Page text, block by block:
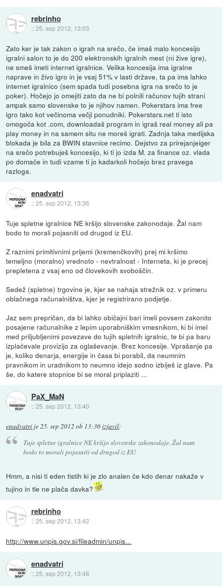
rebrinho
::25. sep 2012, 13:03
Zato ker je tak zakon o igrah na srečo, če imaš malo koncesijo
igralni salon to je do 200 elektronskih igralnih mest (ni žive igre),
ne smeš imeti internet igralnice. Velika koncesija ima igralne
naprave in živo igro in je vsaj 51% v lasti države, ta pa ima lahko
internet igralnico (sem spada tudi posebna igra na srečo to je
poker). Hočejo jo omejiti zato da ne bi polnili računov tujih strani
ampak samo slovenske to je njihov namen. Pokerstars ima free
igro tako kot večinoma večji ponudniki. Pokerstars.net ti isto
omogoča kot .com, downloadaš program in igraš real money ali pa
play money in na samem situ ne moreš igrati. Zadnja taka medijska
blokada je bila za BWIN stavnice recimo. Dejstvo za prirejanjeiger
na srečo potrebuješ koncesijo, ki ti jo izda M. za finance oz. vlada
po domače in tudi vzame ti jo kadarkoli hočejo brez pravega
razloga.
enadvatri
::25. sep 2012, 13:36
Tuje spletne igralnice NE kršijo slovenske zakonodaje. Žal nam
bodo to morali pojasniti od drugod iz EU.
Z raznimi primitivnimi prijemi (kremenčkovih) prej mi kršimo
temeljno (moralno) vrednoto - nevtralnost - Interneta, ki je precej
prepletena z vsaj eno od človekovih svoboščin.
Sedež (spletne) trgovine je, kjer se nahaja strežnik oz. v primeru
oblačnega računalništva, kjer je registrirano podjetje.
Jaz sem prepričan, da bi lahko običajni bari imeli povsem zakonito
posajene računalnike z lepim uporabniškim vmesnikom, ki bi imel
med priljubljenimi povezave do tujih spletnih igralnic, te bi pa baru
izplačevale provizijo za oglaševanje. Brez koncesije. Vprašanje pa
je, koliko denarja, energije in časa bi porabil, da neumnim
pravnikom in uradnikom to neumno idejo sodno izbiješ iz glave. Pa
še, do katere stopnice bi se moral priplaziti ...
PaX_MaN
::25. sep 2012, 13:40
enadvatri je25. sep 2012 ob 13:36izjavil:
Tuje spletne igralnice NE kršijo slovenske zakonodaje. Žal nam
bodo to morali pojasniti od drugod iz EU.
Hmm, a nisi ti eden tistih ki je zlo analen če kdo denar nakaže v
tujino in tle ne plača davka?
rebrinho
::25. sep 2012, 13:42
http://www.unpis.gov.si/fileadmin/unpis...
enadvatri
::25. sep 2012, 13:48